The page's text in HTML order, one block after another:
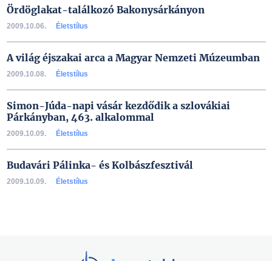
Ördöglakat-találkozó Bakonysárkányon
2009.10.06. Életstílus
A világ éjszakai arca a Magyar Nemzeti Múzeumban
2009.10.08. Életstílus
Simon-Júda-napi vásár kezdődik a szlovákiai
Párkányban, 463. alkalommal
2009.10.09. Életstílus
Budavári Pálinka- és Kolbászfesztivál
2009.10.09. Életstílus